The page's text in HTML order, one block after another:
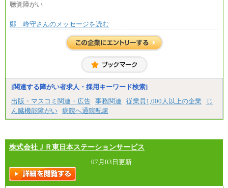
聴覚障がい
鄭 峰守さんのメッセージを読む
[関連する障がい者求人・採用キーワード検索]
出版・マスコミ関連・広告 事務関連 従業員1,000人以上の企業
じ
ん臓機能障がい 病院へ通院配慮
株式会社ＪＲ東日本ステーションサービス
07月03日更新